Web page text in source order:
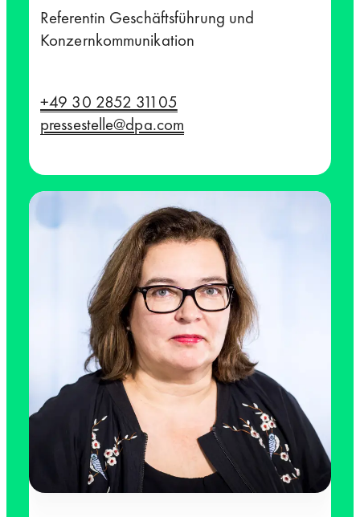
Referentin Geschäftsführung und
Konzernkommunikation
+49 30 2852 31105
pressestelle@dpa.com